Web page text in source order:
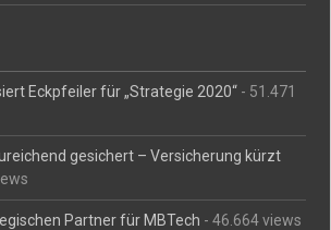
Eckpfeiler für „Strategie 2020“ - 51.471
gesichert – Versicherung kürzt
Partner für MBTech - 46.664 views